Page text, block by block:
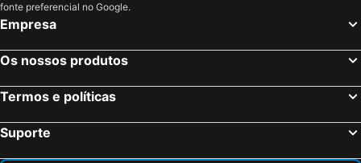
fonte preferencial no Google.
Empresa
Os nossos produtos
Termos e políticas
Suporte